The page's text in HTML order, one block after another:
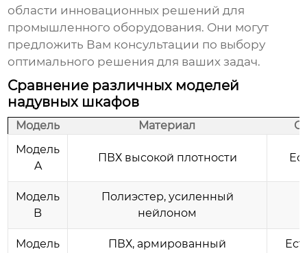
области инновационных решений для
промышленного оборудования. Они могут
предложить Вам консультации по выбору
оптимального решения для ваших задач.
Сравнение различных моделей
надувных шкафов
Модель Материал
Модель
A
ПВХ высокой плотности
Модель
B
Полиэстер, усиленный
нейлоном
Модель
ПВХ, армированный